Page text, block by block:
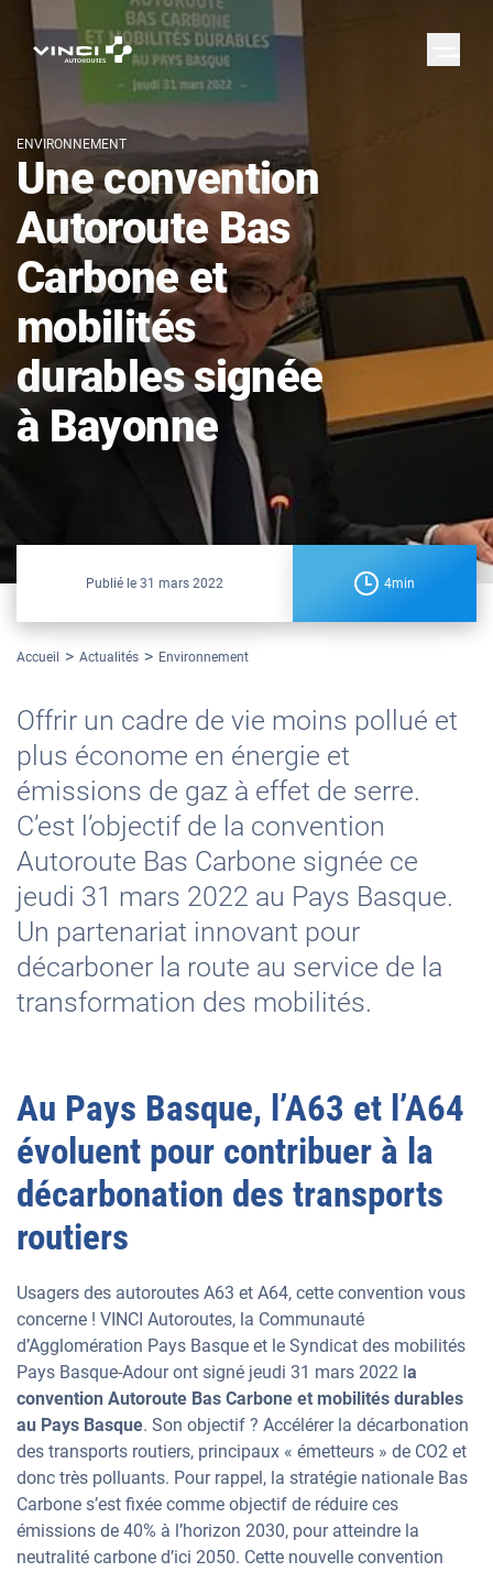
ENVIRONNEMENT
Une convention
Autoroute Bas
Carbone et
mobilités
durables signée
à Bayonne
Publié le 31 mars 2022 4min
Accueil Actualités Environnement
Offrir un cadre de vie moins pollué et
plus économe en énergie et
émissions de gaz à effet de serre.
C’est l’objectif de la convention
Autoroute Bas Carbone signée ce
jeudi 31 mars 2022 au Pays Basque.
Un partenariat innovant pour
décarboner la route au service de la
transformation des mobilités.
Au Pays Basque, l’A63 et l’A64
évoluent pour contribuer à la
décarbonation des transports
routiers
Usagers des autoroutes A63 et A64, cette convention vous
concerne ! VINCI Autoroutes, la Communauté
d’Agglomération Pays Basque et le Syndicat des mobilités
Pays Basque-Adour ont signé jeudi 31 mars 2022 la
convention Autoroute Bas Carbone et mobilités durables
au Pays Basque. Son objectif ? Accélérer la décarbonation
des transports routiers, principaux « émetteurs » de CO2 et
donc très polluants. Pour rappel, la stratégie nationale Bas
Carbone s’est fixée comme objectif de réduire ces
émissions de 40% à l’horizon 2030, pour atteindre la
neutralité carbone d’ici 2050. Cette nouvelle convention